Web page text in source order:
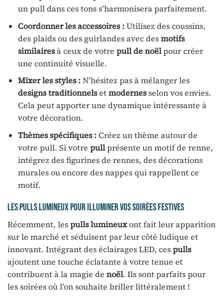
un pull dans ces tons s’harmonisera parfaitement.
Coordonner les accessoires :Utilisez des coussins,
des plaids ou des guirlandes avec desmotifs
similairesà ceux de votre pull de noëlpour créer
une continuité visuelle.
Mixer les styles :N’hésitez pas à mélanger les
designs traditionnelsetmodernesselon vos envies.
Cela peut apporter une dynamique intéressante à
votre décoration.
Thèmes spécifiques :Créez un thème autour de
votre pull. Si votre pullprésente un motif de renne,
intégrez des figurines de rennes, des décorations
murales ou encore des nappes qui rappellent ce
motif.
Les pulls lumineux pour illuminer vos soirées festives
Récemment, lespulls lumineuxont fait leur apparition
sur le marché et séduisent par leur côté ludique et
innovant. Intégrant des éclairages LED, cespulls
ajoutent une touche éclatante à votre tenue et
contribuent à la magie de noël. Ils sont parfaits pour
les soirées où l’on souhaite briller littéralement !